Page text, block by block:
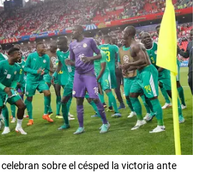
sobre el césped la victoria ante